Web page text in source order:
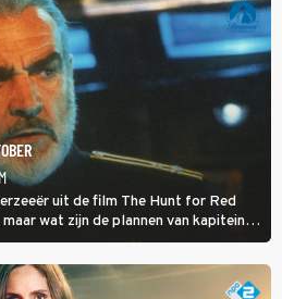
uit de film The Hunt for Red
wat zijn de plannen van kapitein